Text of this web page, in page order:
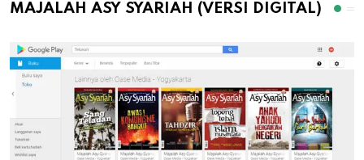
MAJALAH ASY SYARIAH (VERSI DIGITAL)